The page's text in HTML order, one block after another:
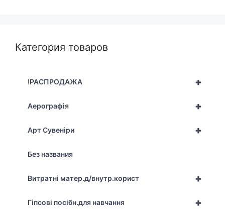
Категория товаров
+
!РАСПРОДАЖА
+
Аерографія
+
Арт Сувеніри
Без названия
+
Витратні матер.д/внутр.корист
+
Гіпсові посібн.для навчання